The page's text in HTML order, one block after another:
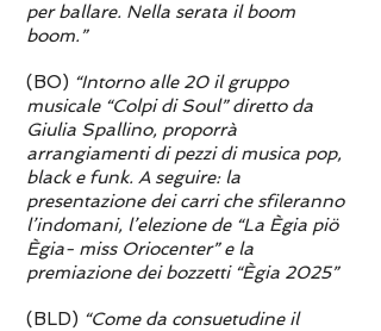
per ballare. Nella serata il boom
boom.”
(BO) “Intorno alle 20 il gruppo
musicale “Colpi di Soul” diretto da
Giulia Spallino, proporrà
arrangiamenti di pezzi di musica pop,
black e funk. A seguire: la
presentazione dei carri che sfileranno
l’indomani, l’elezione de “La Ègia piö
Ègia- miss Oriocenter” e la
premiazione dei bozzetti “Ègia 2025”
(BLD) “Come da consuetudine il